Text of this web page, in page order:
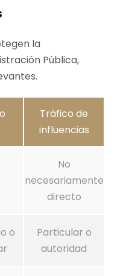
la
Pública,
Tráfico de
influencias
No
necesariamente
directo
o
Particular o
autoridad